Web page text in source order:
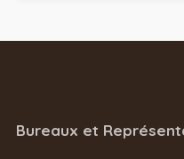
Bureaux et